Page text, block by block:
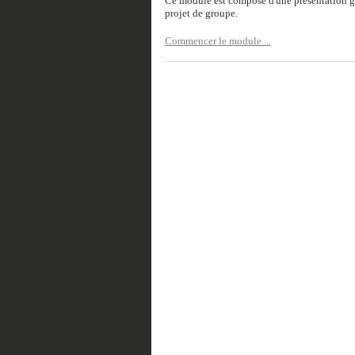
projet de groupe.
Commencer le module ...